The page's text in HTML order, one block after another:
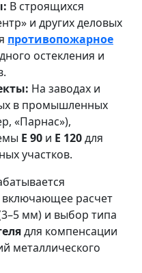
В строящихся
и других деловых
противопожарное
остекления и
На заводах и
в промышленных
«Парнас»),
E 90 и E 120для
участков.
расчет
мм) и выбор типа
для компенсации
металлического